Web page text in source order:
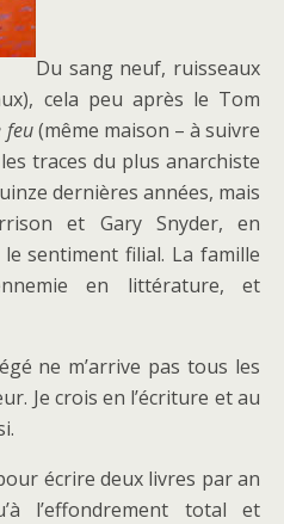
Du sang neuf, ruisseaux
cela peu après le Tom
feu(même maison – à suivre
traces du plus anarchiste
dernières années, mais
et Gary Snyder, en
sentiment filial. La famille
en littérature, et
ne m’arrive pas tous les
Je crois en l’écriture et au
écrire deux livres par an
l’effondrement total et